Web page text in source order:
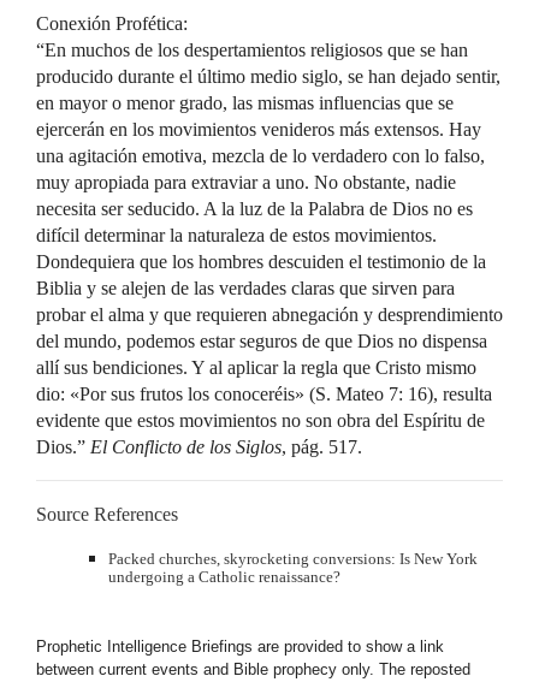
Conexión Profética:
“En muchos de los despertamientos religiosos que se han
producido durante el último medio siglo, se han dejado sentir,
en mayor o menor grado, las mismas influencias que se
ejercerán en los movimientos venideros más extensos. Hay
una agitación emotiva, mezcla de lo verdadero con lo falso,
muy apropiada para extraviar a uno. No obstante, nadie
necesita ser seducido. A la luz de la Palabra de Dios no es
difícil determinar la naturaleza de estos movimientos.
Dondequiera que los hombres descuiden el testimonio de la
Biblia y se alejen de las verdades claras que sirven para
probar el alma y que requieren abnegación y desprendimiento
del mundo, podemos estar seguros de que Dios no dispensa
allí sus bendiciones. Y al aplicar la regla que Cristo mismo
dio: «Por sus frutos los conoceréis» (S. Mateo 7: 16), resulta
evidente que estos movimientos no son obra del Espíritu de
Dios.” El Conflicto de los Siglos, pág. 517.
Source References
Packed churches, skyrocketing conversions: Is New York
undergoing a Catholic renaissance?
Prophetic Intelligence Briefings are provided to show a link
between current events and Bible prophecy only. The reposted